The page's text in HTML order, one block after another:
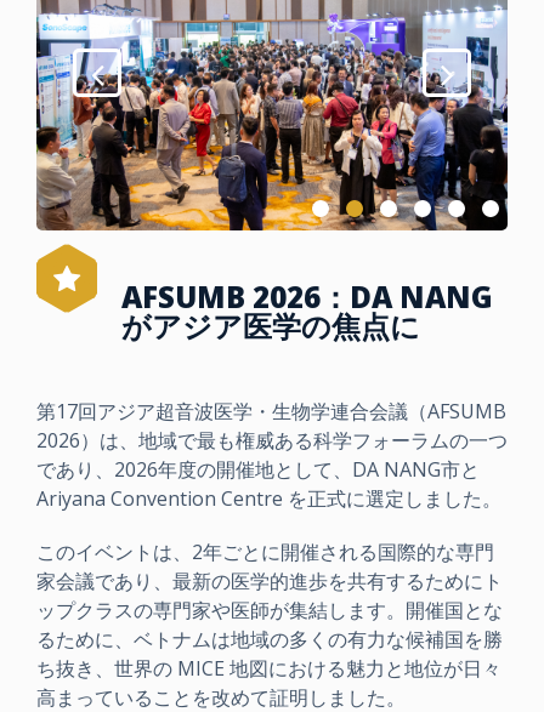
AFSUMB 2026：DA NANG
がアジア医学の焦点に
第17回アジア超音波医学・生物学連合会議（AFSUMB
2026）は、地域で最も権威ある科学フォーラムの一つ
であり、2026年度の開催地として、DA NANG市と
Ariyana Convention Centre を正式に選定しました。
このイベントは、2年ごとに開催される国際的な専門
家会議であり、最新の医学的進歩を共有するためにト
ップクラスの専門家や医師が集結します。開催国とな
るために、ベトナムは地域の多くの有力な候補国を勝
ち抜き、世界の MICE 地図における魅力と地位が日々
高まっていることを改めて証明しました。